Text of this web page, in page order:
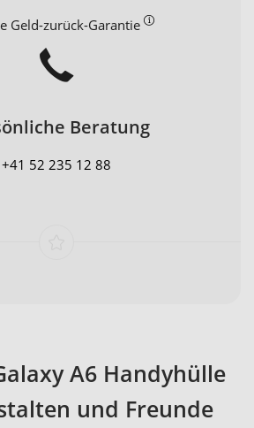
Geld-zurück-Garantie
Beratung
+41 52 235 12 88
A6 Handyhülle
und Freunde